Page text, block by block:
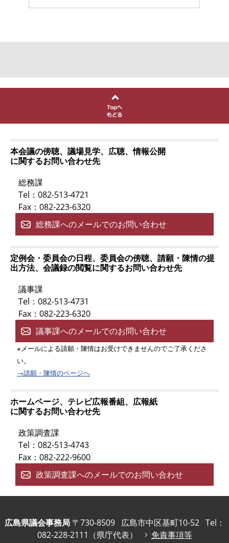
本会議の傍聴、議場見学、広聴、情報公開
に関するお問い合わせ先
総務課
Tel：082-513-4721
Fax：082-223-6320
総務課へのメールでのお問い合わせ
定例会・委員会の日程、委員会の傍聴、請願・陳情の提
出方法、会議録の閲覧に関するお問い合わせ先
議事課
Tel：082-513-4731
Fax：082-223-6320
議事課へのメールでのお問い合わせ
※メールによる請願・陳情はお受けできませんのでご了承くださ
い。
→請願・陳情のページへ
ホームページ、テレビ広報番組、広報紙
に関するお問い合わせ先
政策調査課
Tel：082-513-4743
Fax：082-222-9600
政策調査課へのメールでのお問い合わせ
広島県議会事務局 〒730-8509 広島市中区基町10-52 Tel：
082-228-2111（県庁代表）
免責事項等